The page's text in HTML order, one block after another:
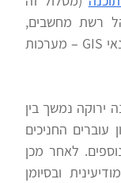
רשת מחשבים,
מפעיל תקשורת, עובד חקר מודיעין, טכנאי GIS – מערכות
ירוקה נמשך בין
עוברים החניכים
לאחר מכן
ובסיומן